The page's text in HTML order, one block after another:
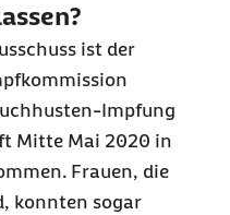
ist der
Impfung
Mitte Mai 2020 in
Frauen, die
konnten sogar